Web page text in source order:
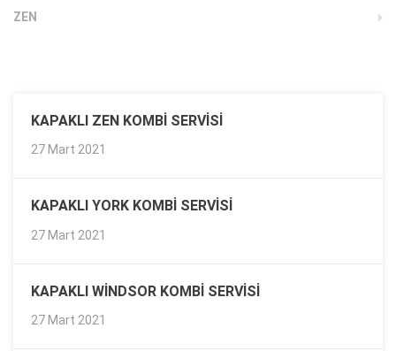
ZEN
KAPAKLI ZEN KOMBI SERVISI
27 Mart 2021
KAPAKLI YORK KOMBI SERVISI
27 Mart 2021
KAPAKLI WINDSOR KOMBI SERVISI
27 Mart 2021